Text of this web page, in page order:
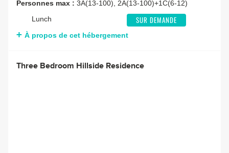
Personnes max : 3A(13-100), 2A(13-100)+1C(6-12)
Lunch
SUR DEMANDE
À propos de cet hébergement
Three Bedroom Hillside Residence